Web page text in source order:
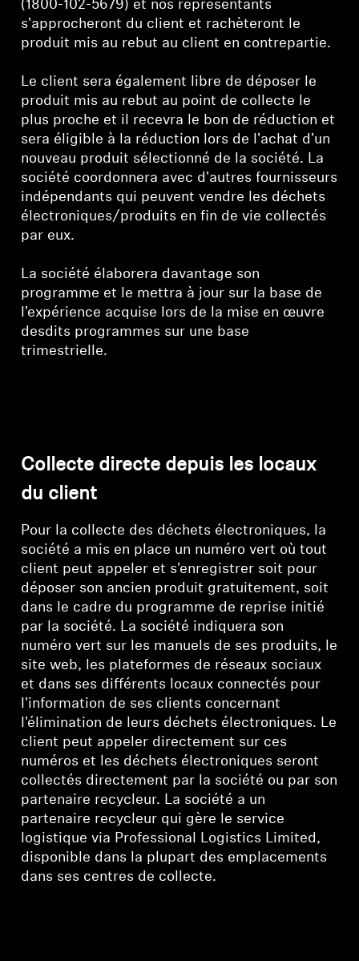
(1800-102-5679) et nos représentants
s'approcheront du client et rachèteront le
produit mis au rebut au client en contrepartie.
Le client sera également libre de déposer le
produit mis au rebut au point de collecte le
plus proche et il recevra le bon de réduction et
sera éligible à la réduction lors de l'achat d'un
nouveau produit sélectionné de la société. La
société coordonnera avec d'autres fournisseurs
indépendants qui peuvent vendre les déchets
électroniques/produits en fin de vie collectés
par eux.
La société élaborera davantage son
programme et le mettra à jour sur la base de
l'expérience acquise lors de la mise en œuvre
desdits programmes sur une base
trimestrielle.
Collecte directe depuis les locaux
du client
Pour la collecte des déchets électroniques, la
société a mis en place un numéro vert où tout
client peut appeler et s'enregistrer soit pour
déposer son ancien produit gratuitement, soit
dans le cadre du programme de reprise initié
par la société. La société indiquera son
numéro vert sur les manuels de ses produits, le
site web, les plateformes de réseaux sociaux
et dans ses différents locaux connectés pour
l'information de ses clients concernant
l'élimination de leurs déchets électroniques. Le
client peut appeler directement sur ces
numéros et les déchets électroniques seront
collectés directement par la société ou par son
partenaire recycleur. La société a un
partenaire recycleur qui gère le service
logistique via Professional Logistics Limited,
disponible dans la plupart des emplacements
dans ses centres de collecte.